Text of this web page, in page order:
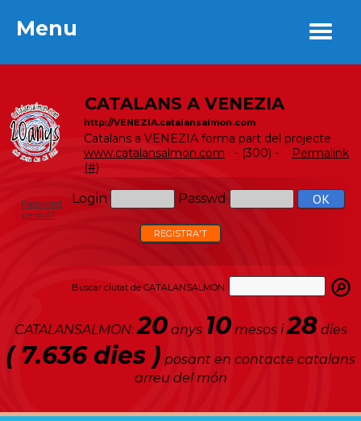
Menu
CATALANS A VENEZIA
http://VENEZIA.catalansalmon.com
Catalans a VENEZIA forma part del projecte
www.catalansalmon.com - (300) -
Permalink
(#)
Login Passwd
Password
perdut?
REGISTRA'T
Buscar ciutat de CATALANSALMON:
CATALANSALMON:20anys 10mesos i28 dies
( 7.636 dies ) posant en contacte catalans
arreu del món
Menu